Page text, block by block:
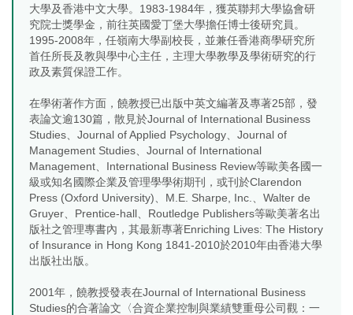
大學及香港中文大學。1983-1984年，獲英聯邦大學協會研
究院士獎學金，前往英國愛丁堡大學擔任博士後研究員。
1995-2008年，任嶺南大學副校長，並兼任香港商學研究所
首任所長及教與學中心主任，主理大學教學及學術研究的行
政及素質保證工作。
在學術著作方面，饒教授已出版中英文編著及專著25部，發
表論文逾130篇，散見於Journal of International Business
Studies、Journal of Applied Psychology、Journal of
Management Studies、Journal of International
Management、International Business Review等歐美各國一
級或知名國際企業及管理學學術期刊，或刊於Clarendon
Press (Oxford University)、M.E. Sharpe, Inc.、Walter de
Gruyer、Prentice-hall、Routledge Publishers等歐美著名出
版社之管理專書內，其最新專著Enriching Lives: The History
of Insurance in Hong Kong 1841-2010於2010年由香港大學
出版社出版。
2001年，饒教授發表在Journal of International Business
Studies的合著論文〈合資企業控制與業績雙重母公司觀：一